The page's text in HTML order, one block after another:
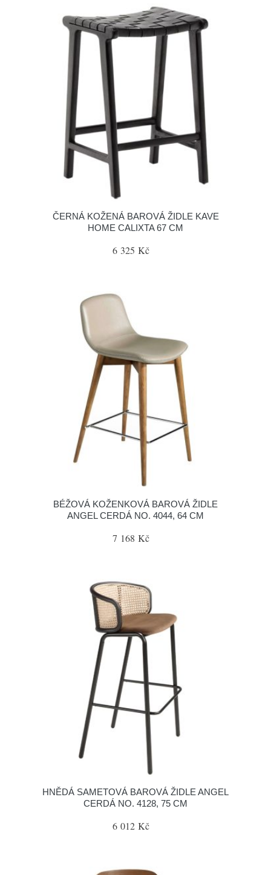
ČERNÁ KOŽENÁ BAROVÁ ŽIDLE KAVE
HOME CALIXTA 67 CM
6 325 Kč
BÉŽOVÁ KOŽENKOVÁ BAROVÁ ŽIDLE
ANGEL CERDÁ NO. 4044, 64 CM
7 168 Kč
HNĚDÁ SAMETOVÁ BAROVÁ ŽIDLE ANGEL
CERDÁ NO. 4128, 75 CM
6 012 Kč